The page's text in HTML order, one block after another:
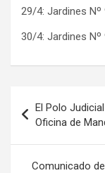
29/4: Jardines Nº
30/4: Jardines Nº
de
entradas
El Polo
Oficina de
Comunicado